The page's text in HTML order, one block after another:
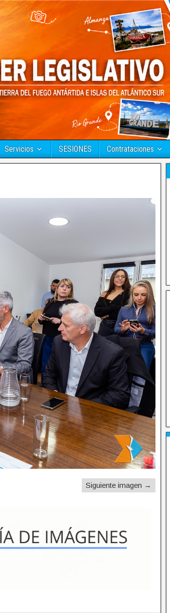
Servicios SESIONES Contrataciones
Siguiente imagen →